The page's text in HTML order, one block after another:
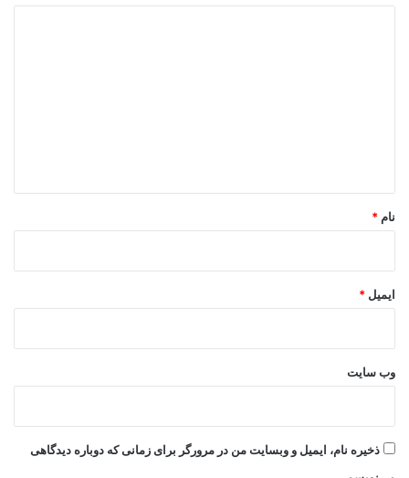
نام *
ایمیل *
وب‌ سایت
ذخیره نام، ایمیل و وبسایت من در مرورگر برای زمانی که دوباره دیدگاهی